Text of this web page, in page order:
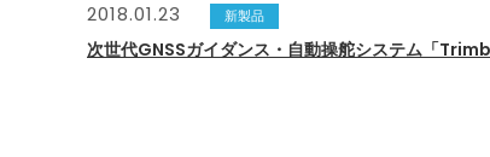
2018.01.23 新製品
次世代GNSSガイダンス・自動操舵システム「